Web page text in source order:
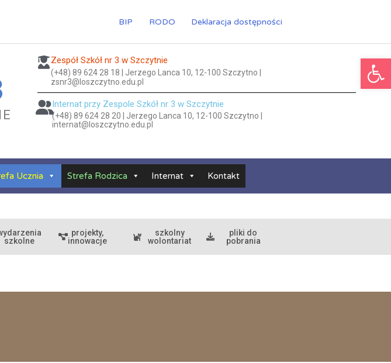
BIP RODO Deklaracja dostępności
Zespół Szkół nr 3 w Szczytnie
(+48) 89 624 28 18 | Jerzego Lanca 10, 12-100 Szczytno |
zsnr3@loszczytno.edu.pl
Internat przy Zespole Szkół nr 3 w Szczytnie
(+48) 89 624 28 20 | Jerzego Lanca 10, 12-100 Szczytno |
internat@loszczytno.edu.pl
Ucznia Strefa Rodzica Internat Kontakt
szkolne
projekty,
innowacje
szkolny
wolontariat
pliki do
pobrania